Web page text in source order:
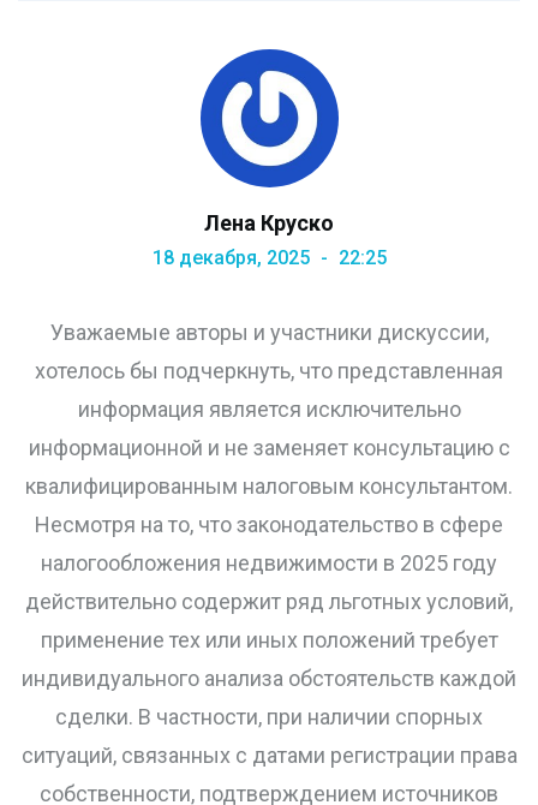
Лена Круско
18 декабря, 2025 22:25
Уважаемые авторы и участники дискуссии,
хотелось бы подчеркнуть, что представленная
информация является исключительно
информационной и не заменяет консультацию с
квалифицированным налоговым консультантом.
Несмотря на то, что законодательство в сфере
налогообложения недвижимости в 2025 году
действительно содержит ряд льготных условий,
применение тех или иных положений требует
индивидуального анализа обстоятельств каждой
сделки. В частности, при наличии спорных
ситуаций, связанных с датами регистрации права
собственности, подтверждением источников